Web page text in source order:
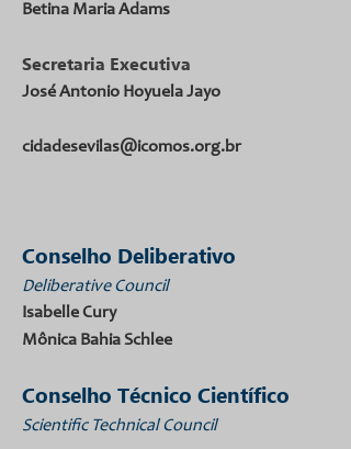
Betina Maria Adams
Secretaria Executiva
José Antonio Hoyuela Jayo
cidadesevilas@icomos.org.br
Conselho Deliberativo
Deliberative Council
Isabelle Cury
Mônica Bahia Schlee
Conselho Técnico Científico
Scientific Technical Council